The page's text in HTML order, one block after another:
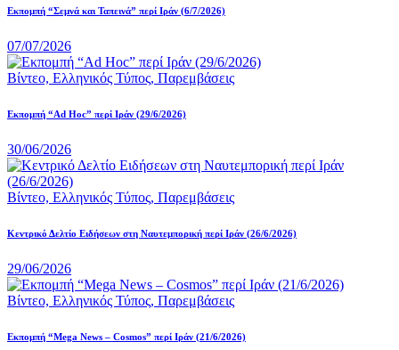
Εκπομπή “Σεμνά και Ταπεινά” περί Ιράν (6/7/2026)
07/07/2026
Βίντεο, Ελληνικός Τύπος, Παρεμβάσεις
Εκπομπή “Ad Hoc” περί Iράν (29/6/2026)
30/06/2026
Βίντεο, Ελληνικός Τύπος, Παρεμβάσεις
Κεντρικό Δελτίο Ειδήσεων στη Ναυτεμπορική περί Iράν (26/6/2026)
29/06/2026
Βίντεο, Ελληνικός Τύπος, Παρεμβάσεις
Eκπομπή “Mega News – Cosmos” περί Ιράν (21/6/2026)